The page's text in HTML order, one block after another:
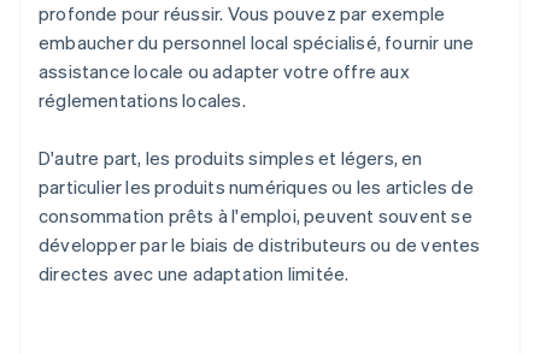
profonde pour réussir. Vous pouvez par exemple
embaucher du personnel local spécialisé, fournir une
assistance locale ou adapter votre offre aux
réglementations locales.
D'autre part, les produits simples et légers, en
particulier les produits numériques ou les articles de
consommation prêts à l'emploi, peuvent souvent se
développer par le biais de distributeurs ou de ventes
directes avec une adaptation limitée.